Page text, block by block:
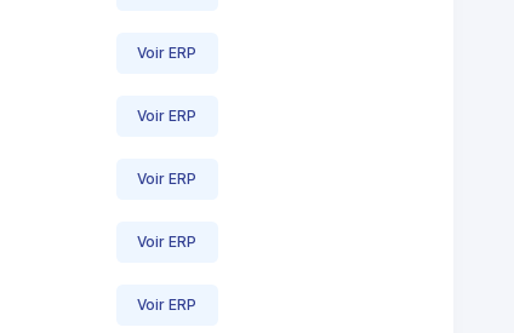
Voir ERP
Voir ERP
Voir ERP
Voir ERP
Voir ERP